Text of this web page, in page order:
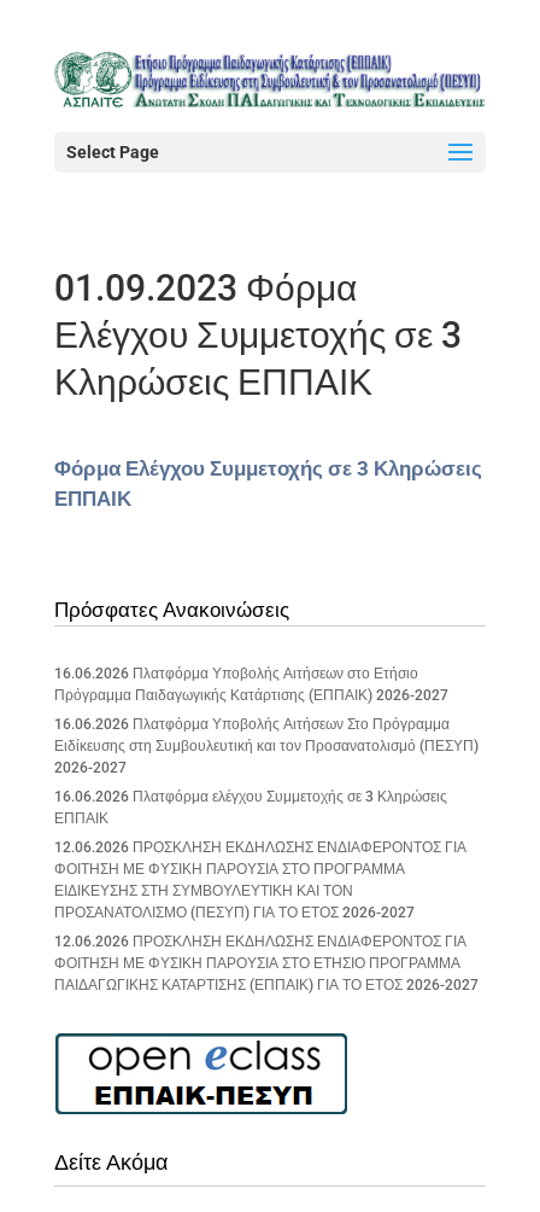
Select Page
01.09.2023 Φόρμα
Ελέγχου Συμμετοχής σε 3
Κληρώσεις ΕΠΠΑΙΚ
Φόρμα Ελέγχου Συμμετοχής σε 3 Κληρώσεις
ΕΠΠΑΙΚ
Πρόσφατες Ανακοινώσεις
16.06.2026 Πλατφόρμα Υποβολής Αιτήσεων στο Ετήσιο
Πρόγραμμα Παιδαγωγικής Κατάρτισης (ΕΠΠΑΙΚ) 2026-2027
16.06.2026 Πλατφόρμα Υποβολής Αιτήσεων Στο Πρόγραμμα
Ειδίκευσης στη Συμβουλευτική και τον Προσανατολισμό (ΠΕΣΥΠ)
2026-2027
16.06.2026 Πλατφόρμα ελέγχου Συμμετοχής σε 3 Κληρώσεις
ΕΠΠΑΙΚ
12.06.2026 ΠΡΟΣΚΛΗΣΗ ΕΚΔΗΛΩΣΗΣ ΕΝΔΙΑΦΕΡΟΝΤΟΣ ΓΙΑ
ΦΟΙΤΗΣΗ ΜΕ ΦΥΣΙΚΗ ΠΑΡΟΥΣΙΑ ΣΤΟ ΠΡΟΓΡΑΜΜΑ
ΕΙΔΙΚΕΥΣΗΣ ΣΤΗ ΣΥΜΒΟΥΛΕΥΤΙΚΗ ΚΑΙ ΤΟΝ
ΠΡΟΣΑΝΑΤΟΛΙΣΜΟ (ΠΕΣΥΠ) ΓΙΑ ΤΟ ΕΤΟΣ 2026-2027
12.06.2026 ΠΡΟΣΚΛΗΣΗ ΕΚΔΗΛΩΣΗΣ ΕΝΔΙΑΦΕΡΟΝΤΟΣ ΓΙΑ
ΦΟΙΤΗΣΗ ΜΕ ΦΥΣΙΚΗ ΠΑΡΟΥΣΙΑ ΣΤΟ ΕΤΗΣΙΟ ΠΡΟΓΡΑΜΜΑ
ΠΑΙΔΑΓΩΓΙΚΗΣ ΚΑΤΑΡΤΙΣΗΣ (ΕΠΠΑΙΚ) ΓΙΑ ΤΟ ΕΤΟΣ 2026-2027
Δείτε Ακόμα